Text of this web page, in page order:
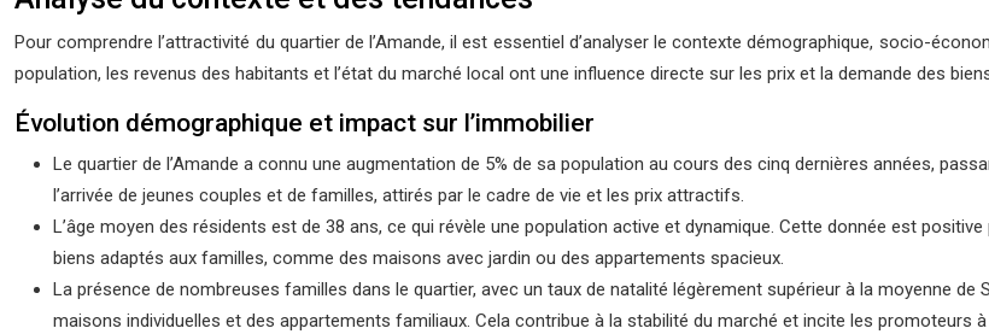
Pour comprendre l’attractivité du quartier de l’Amande, il est essentiel d’analyser le contexte démographique, socio-
population, les revenus des habitants et l’état du marché local ont une influence directe sur les prix et la demande des
Évolution démographique et impact sur l’immobilier
Le quartier de l’Amande a connu une augmentation de 5% de sa population au cours des cinq dernières années,
l’arrivée de jeunes couples et de familles, attirés par le cadre de vie et les prix attractifs.
L’âge moyen des résidents est de 38 ans, ce qui révèle une population active et dynamique. Cette donnée est
biens adaptés aux familles, comme des maisons avec jardin ou des appartements spacieux.
La présence de nombreuses familles dans le quartier, avec un taux de natalité légèrement supérieur à la moyenne
maisons individuelles et des appartements familiaux. Cela contribue à la stabilité du marché et incite les promoteurs